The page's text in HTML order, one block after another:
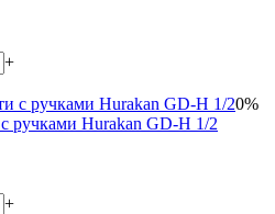
+
0%
ручками Hurakan GD-H 1/2
+